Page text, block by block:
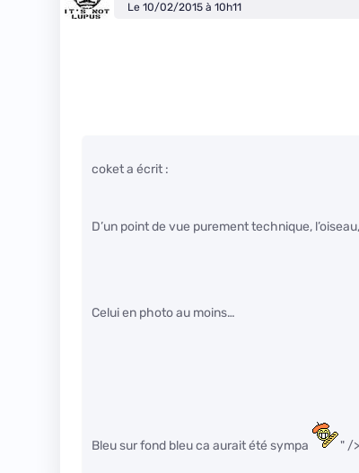
Le 10/02/2015 à 10h11
coket a écrit :
D’un point de vue purement technique,
Celui en photo au moins…
Bleu sur fond bleu ca aurait été sympa " />